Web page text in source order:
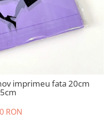
imprimeu fata 20cm
RON